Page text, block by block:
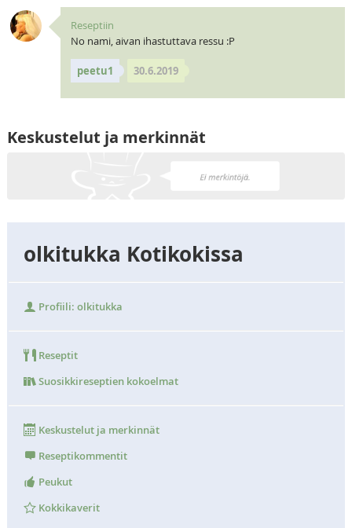
Reseptiin
No nami, aivan ihastuttava ressu :P
peetu1 30.6.2019
Keskustelut ja merkinnät
olkitukka Kotikokissa
Profiili: olkitukka
Reseptit
Suosikkireseptien kokoelmat
Keskustelut ja merkinnät
Reseptikommentit
Peukut
Kokkikaverit